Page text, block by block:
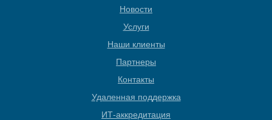
Новости
Услуги
Наши клиенты
Партнеры
Контакты
Удаленная поддержка
ИТ-аккредитация